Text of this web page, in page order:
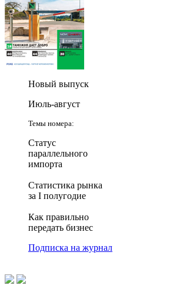
Новый выпуск
Июль-август
Темы номера:
Статус
параллельного
импорта
Статистика рынка
за I полугодие
Как правильно
передать бизнес
Подписка на журнал